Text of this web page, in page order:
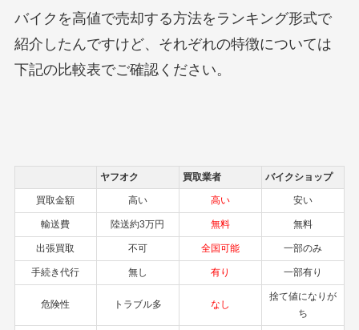
バイクを高値で売却する方法をランキング形式で
紹介したんですけど、それぞれの特徴については
下記の比較表でご確認ください。
ヤフオク 買取業者 バイクショップ
買取金額 高い 高い 安い
輸送費 陸送約3万円 無料 無料
出張買取 不可 全国可能 一部のみ
手続き代行 無し 有り 一部有り
危険性 トラブル多 なし
捨て値になりが
ち